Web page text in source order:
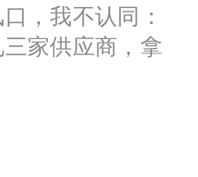
，我不认同：
家供应商，拿